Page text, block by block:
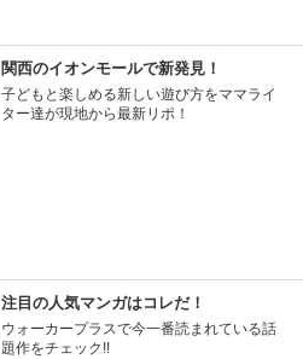
関西のイオンモールで新発見！
子どもと楽しめる新しい遊び方をママライ
ター達が現地から最新リポ！
注目の人気マンガはコレだ！
ウォーカープラスで今一番読まれている話
題作をチェック!!